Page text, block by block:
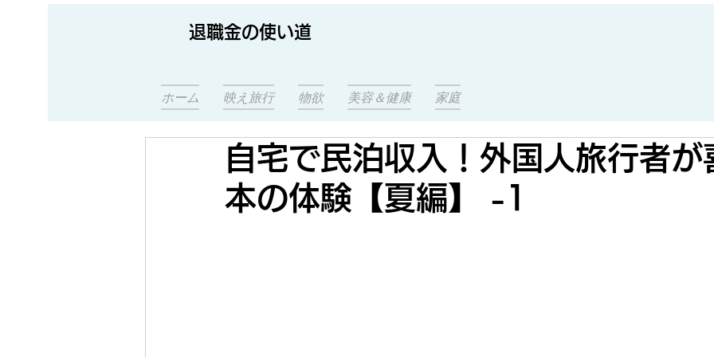
退職金の使い道
ホーム 映え旅行 物欲 美容＆健康 家庭
自宅で民泊収入！外国人旅行者が
本の体験【夏編】 -1